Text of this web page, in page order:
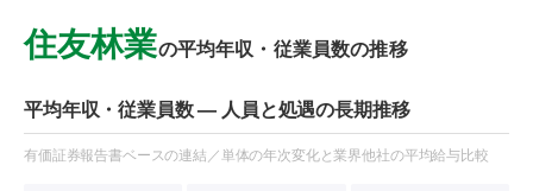
住友林業の平均年収・従業員数の推移
平均年収・従業員数 — 人員と処遇の長期推移
有価証券報告書ベースの連結／単体の年次変化と業界他社の平均給与比較